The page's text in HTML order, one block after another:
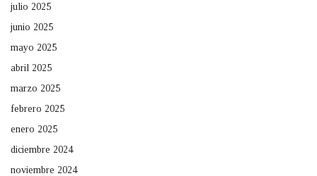
julio 2025
junio 2025
mayo 2025
abril 2025
marzo 2025
febrero 2025
enero 2025
diciembre 2024
noviembre 2024